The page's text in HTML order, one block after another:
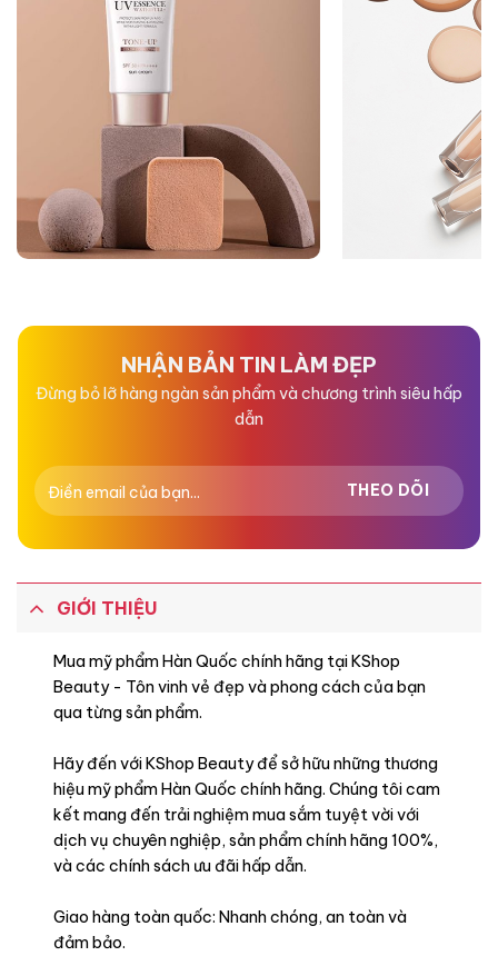
NHẬN BẢN TIN LÀM ĐẸP
Đừng bỏ lỡ hàng ngàn sản phẩm và chương trình siêu hấp
dẫn
GIỚI THIỆU
Mua mỹ phẩm Hàn Quốc chính hãng tại KShop
Beauty - Tôn vinh vẻ đẹp và phong cách của bạn
qua từng sản phẩm.
Hãy đến với KShop Beauty để sở hữu những thương
hiệu mỹ phẩm Hàn Quốc chính hãng. Chúng tôi cam
kết mang đến trải nghiệm mua sắm tuyệt vời với
dịch vụ chuyên nghiệp, sản phẩm chính hãng 100%,
và các chính sách ưu đãi hấp dẫn.
Giao hàng toàn quốc: Nhanh chóng, an toàn và
đảm bảo.